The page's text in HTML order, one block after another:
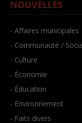
NOUVELLES
- Affaires municipales
- Communauté /
- Culture
- Économie
- Éducation
- Environnement
- Faits divers